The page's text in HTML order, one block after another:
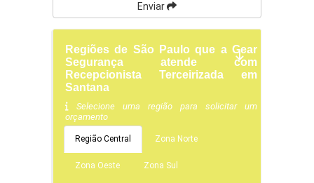
Enviar
Regiões de São Paulo que a Gear
Segurança atende com
Recepcionista Terceirizada em
Santana
Selecione uma região para solicitar um
orçamento
Região Central Zona Norte
Zona Oeste Zona Sul